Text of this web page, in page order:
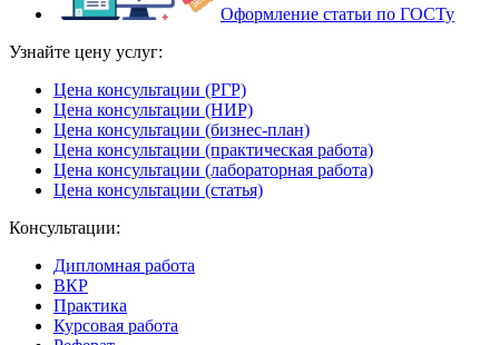
Оформление статьи по ГОСТу
Узнайте цену услуг:
Цена консультации (РГР)
Цена консультации (НИР)
Цена консультации (бизнес-план)
Цена консультации (практическая работа)
Цена консультации (лабораторная работа)
Цена консультации (статья)
Консультации:
Дипломная работа
ВКР
Практика
Курсовая работа